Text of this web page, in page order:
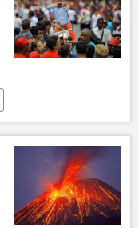
Atentado terrorista en el estadio Manchester Arena (2017)
noticias